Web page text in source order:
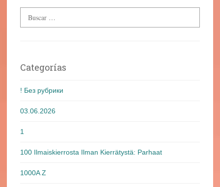
Categorías
! Без рубрики
03.06.2026
1
100 Ilmaiskierrosta Ilman Kierrätystä: Parhaat
1000A Z